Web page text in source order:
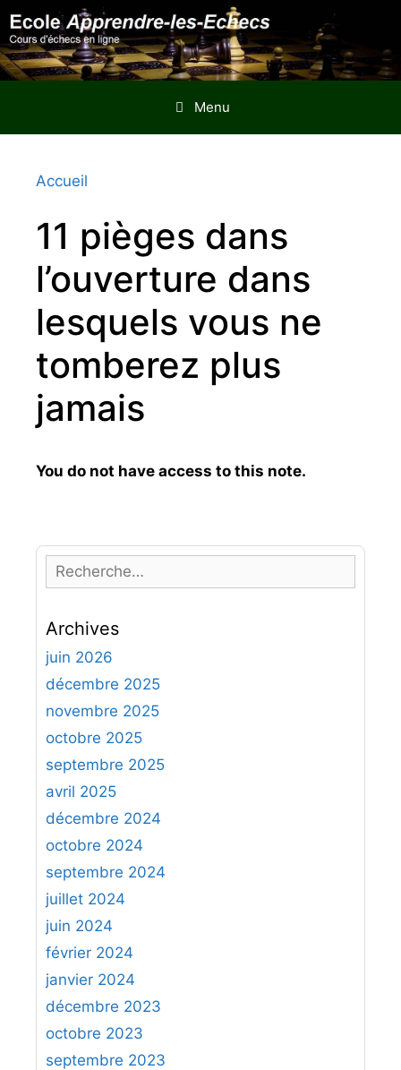
Aller
au
contenu
Menu
Accueil
11 pièges dans
l’ouverture dans
lesquels vous ne
tomberez plus
jamais
You do not have access to this note.
e
h
e
r
h
e
r
:
Archives
juin 2026
décembre 2025
novembre 2025
octobre 2025
septembre 2025
avril 2025
décembre 2024
octobre 2024
septembre 2024
juillet 2024
juin 2024
février 2024
janvier 2024
décembre 2023
octobre 2023
septembre 2023